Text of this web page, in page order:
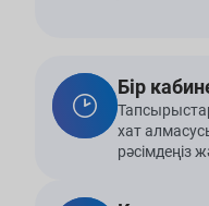
Бір
хат
рәсімдеңіз